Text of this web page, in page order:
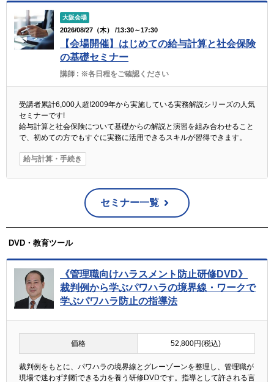
大阪会場
2026/08/27（木） /13:30～17:30
【会場開催】はじめての給与計算と社会保険
の基礎セミナー
講師 : ※各日程をご確認ください
受講者累計6,000人超!2009年から実施している実務解説シリーズの人気
セミナーです!
給与計算と社会保険について基礎からの解説と演習を組み合わせること
で、初めての方でもすぐに実務に活用できるスキルが習得できます。
給与計算・手続き
セミナー一覧
DVD・教育ツール
《管理職向けハラスメント防止研修DVD》
裁判例から学ぶパワハラの境界線・ワークで
学ぶパワハラ防止の指導法
価格 52,800円(税込)
裁判例をもとに、パワハラの境界線とグレーゾーンを整理し、管理職が
現場で迷わず判断できる力を養う研修DVDです。指導として許される言